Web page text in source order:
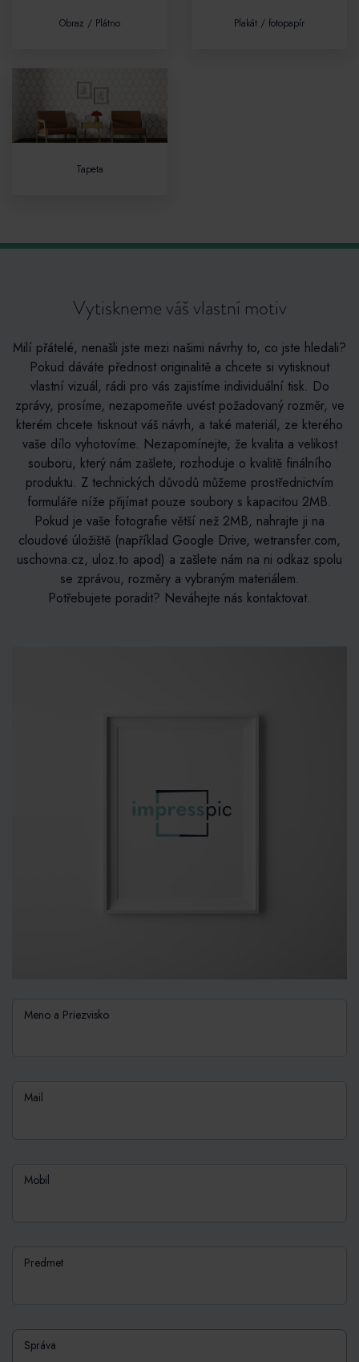
Obraz / Plátno Plakát / fotopapír
Tapeta
Vytiskneme váš vlastní motiv
Milí přátelé, nenašli jste mezi našimi návrhy to, co jste hledali?
Pokud dáváte přednost originalitě a chcete si vytisknout
vlastní vizuál, rádi pro vás zajistíme individuální tisk. Do
zprávy, prosíme, nezapomeňte uvést požadovaný rozměr, ve
kterém chcete tisknout váš návrh, a také materiál, ze kterého
vaše dílo vyhotovíme. Nezapomínejte, že kvalita a velikost
souboru, který nám zašlete, rozhoduje o kvalitě finálního
produktu. Z technických důvodů můžeme prostřednictvím
formuláře níže přijímat pouze soubory s kapacitou 2MB.
Pokud je vaše fotografie větší než 2MB, nahrajte ji na
cloudové úložiště (například Google Drive, wetransfer.com,
uschovna.cz, uloz.to apod) a zašlete nám na ni odkaz spolu
se zprávou, rozměry a vybraným materiálem.
Potřebujete poradit? Neváhejte nás kontaktovat.
Meno a Priezvisko
Mail
Mobil
Predmet
Správa